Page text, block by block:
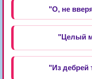
"О, не
"Целый
"Из